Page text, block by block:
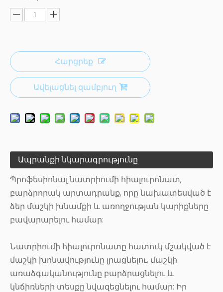
Հարցրեք
Ավելացնել զամբյուղ
Ապրանքի նկարագրությունը
Պրոֆեսիոնալ նատրիումի հիալուրոնատ,
բարձրորակ արտադրանք, որը նախատեսված է
ձեր մաշկի խնամքի և առողջության կարիքները
բավարարելու համար:
Նատրիումի հիալուրոնատը հատուկ մշակված է
մաշկի խոնավությունը լրացնելու, մաշկի
առաձգականությունը բարձրացնելու և
կնճիռների տեսքը նվազեցնելու համար: Իր